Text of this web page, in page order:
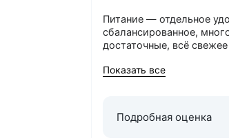
Питание — отдельное
сбалансированное,
достаточные, всё
Территория санатория
Досуг тоже продуман:
Показать все
Подробная оценка